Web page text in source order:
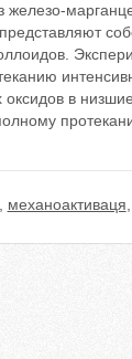
железо-
в
механоактиваця